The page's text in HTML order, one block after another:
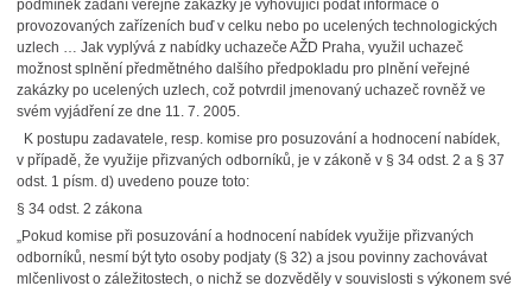
podmínek zadání veřejné zakázky je vyhovující podat informace o
provozovaných zařízeních buď v celku nebo po ucelených technologických
uzlech … Jak vyplývá z nabídky uchazeče AŽD Praha, využil uchazeč
možnost splnění předmětného dalšího předpokladu pro plnění veřejné
zakázky po ucelených uzlech, což potvrdil jmenovaný uchazeč rovněž ve
svém vyjádření ze dne 11. 7. 2005.
K postupu zadavatele, resp. komise pro posuzování a hodnocení nabídek,
v případě, že využije přizvaných odborníků, je v zákoně v § 34 odst. 2 a § 37
odst. 1 písm. d) uvedeno pouze toto:
§ 34 odst. 2 zákona
„Pokud komise při posuzování a hodnocení nabídek využije přizvaných
odborníků, nesmí být tyto osoby podjaty (§ 32) a jsou povinny zachovávat
mlčenlivost o záležitostech, o nichž se dozvěděly v souvislosti s výkonem své